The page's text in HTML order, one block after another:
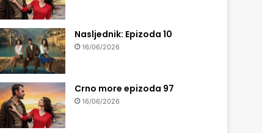
Nasljednik: Epizoda 10
16/06/2026
Crno more epizoda 97
16/06/2026